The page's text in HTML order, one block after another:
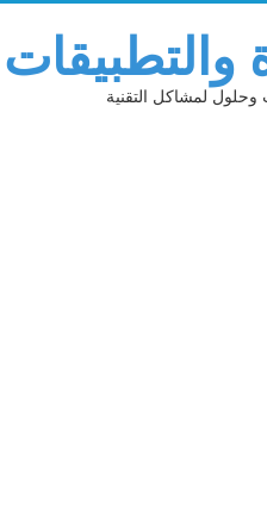
والتطبيقات
وحلول لمشاكل التقنية